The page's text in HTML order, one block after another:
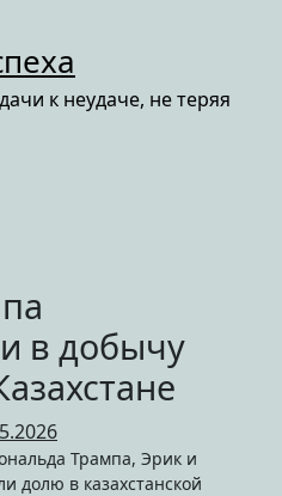
к неудаче, не теряя
в добычу
долю в казахстанской